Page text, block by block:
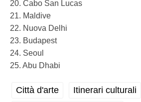
20. Cabo San Lucas
21. Maldive
22. Nuova Delhi
23. Budapest
24. Seoul
25. Abu Dhabi
Città d'arte
Itinerari culturali